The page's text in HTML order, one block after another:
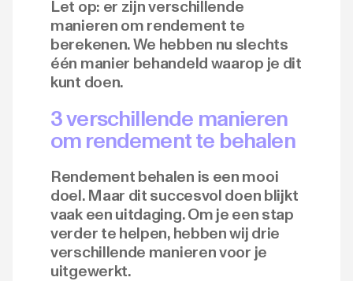
Let op: er zijn verschillende
manieren om rendement te
berekenen. We hebben nu slechts
één manier behandeld waarop je dit
kunt doen.
3 verschillende manieren
om rendement te behalen
Rendement behalen is een mooi
doel. Maar dit succesvol doen blijkt
vaak een uitdaging. Om je een stap
verder te helpen, hebben wij drie
verschillende manieren voor je
uitgewerkt.